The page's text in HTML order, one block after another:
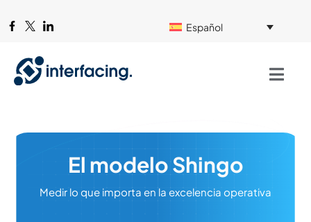
Español
El modelo Shingo
Medir lo que importa en la excelencia operativa